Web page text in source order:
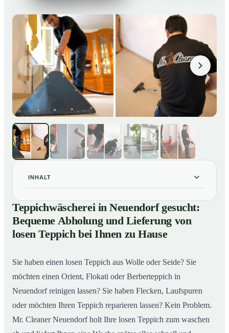
INHALT
01Teppichwäscherei in Neuendorf gesucht: Bequeme
Abholung und Lieferung von losen Teppich bei Ihnen
zu Hause
02 Einblick in unsere Teppichwäscherei in Neuendorf
Teppichwäscherei in Neuendorf gesucht:
Bequeme Abholung und Lieferung von
losen Teppich bei Ihnen zu Hause
Sie haben einen losen Teppich aus Wolle oder Seide? Sie
möchten einen Orient, Flokati oder Berberteppich in
Neuendorf reinigen lassen? Sie haben Flecken, Laufspuren
oder möchten Ihren Teppich reparieren lassen? Kein Problem.
Mr. Cleaner Neuendorf holt Ihre losen Teppich zum waschen